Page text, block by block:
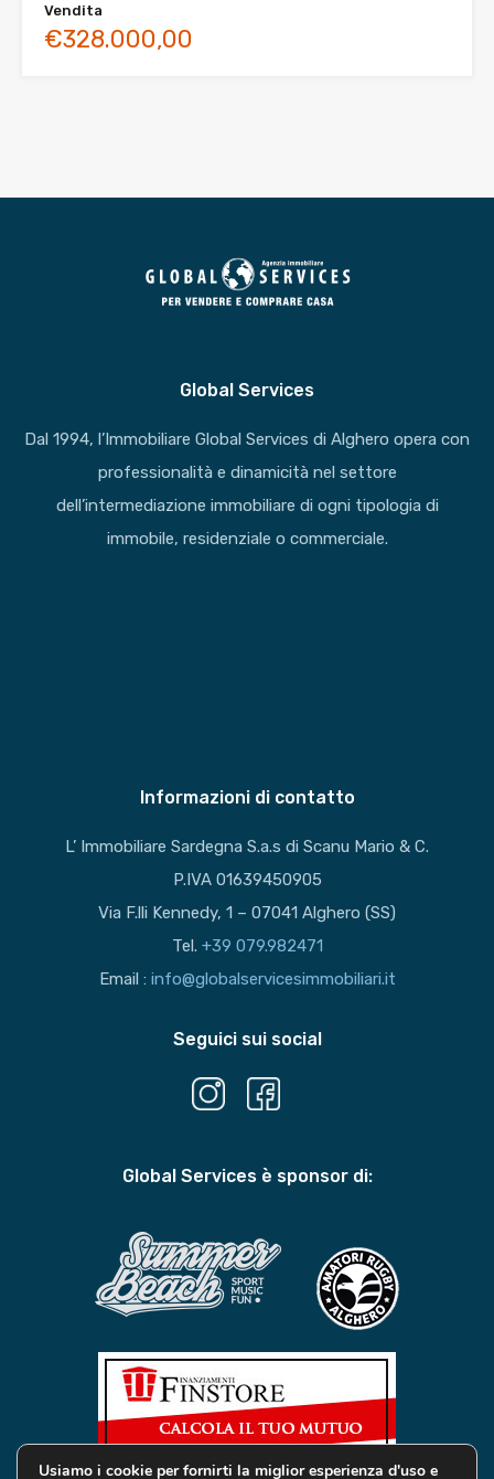
Vendita
€328.000,00
Global Services
Dal 1994, l’Immobiliare Global Services di Alghero opera con
professionalità e dinamicità nel settore
dell’intermediazione immobiliare di ogni tipologia di
immobile, residenziale o commerciale.
Informazioni di contatto
L’ Immobiliare Sardegna S.a.s di Scanu Mario & C.
P.IVA 01639450905
Via F.lli Kennedy, 1 – 07041 Alghero (SS)
Tel. +39 079.982471
Email : info@globalservicesimmobiliari.it
Seguici sui social
Global Services è sponsor di:
Usiamo i cookie per fornirti la miglior esperienza d'uso e